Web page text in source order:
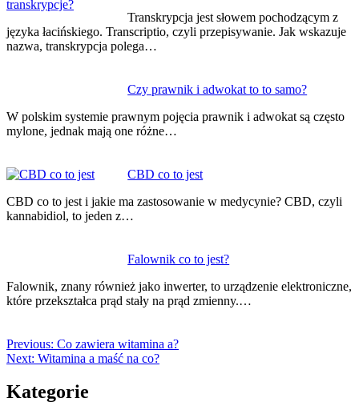
Transkrypcja jest słowem pochodzącym z
języka łacińskiego. Transcriptio, czyli przepisywanie. Jak wskazuje
nazwa, transkrypcja polega…
Czy prawnik i adwokat to to samo?
W polskim systemie prawnym pojęcia prawnik i adwokat są często
mylone, jednak mają one różne…
CBD co to jest
CBD co to jest i jakie ma zastosowanie w medycynie? CBD, czyli
kannabidiol, to jeden z…
Falownik co to jest?
Falownik, znany również jako inwerter, to urządzenie elektroniczne,
które przekształca prąd stały na prąd zmienny.…
Previous: Co zawiera witamina a?
Next: Witamina a maść na co?
Kategorie